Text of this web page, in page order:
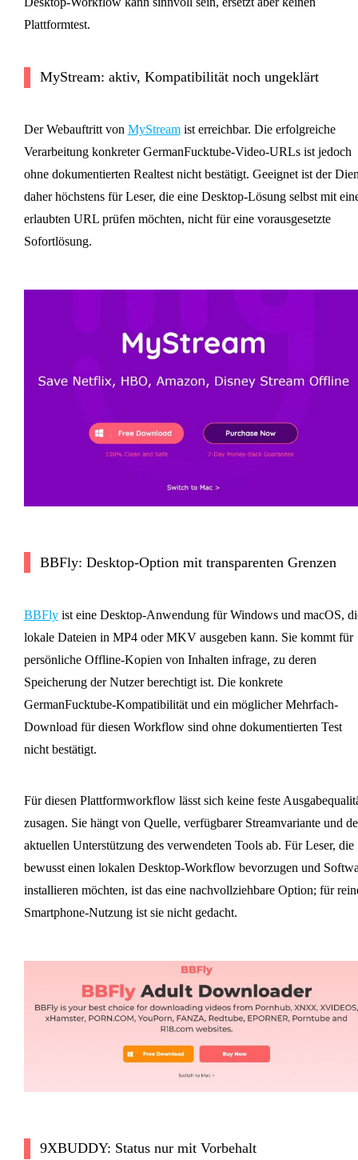
Plattformtest.
MyStream: aktiv, Kompatibilität noch ungeklärt
Der Webauftritt von MyStreamist erreichbar. Die erfolgreiche
Verarbeitung konkreter GermanFucktube-Video-URLs ist jedoch
ohne dokumentierten Realtest nicht bestätigt. Geeignet ist der
daher höchstens für Leser, die eine Desktop-Lösung selbst mit
erlaubten URL prüfen möchten, nicht für eine vorausgesetzte
Sofortlösung.
BBFly: Desktop-Option mit transparenten Grenzen
BBFlyist eine Desktop-Anwendung für Windows und macOS,
lokale Dateien in MP4 oder MKV ausgeben kann. Sie kommt für
persönliche Offline-Kopien von Inhalten infrage, zu deren
Speicherung der Nutzer berechtigt ist. Die konkrete
GermanFucktube-Kompatibilität und ein möglicher Mehrfach-
Download für diesen Workflow sind ohne dokumentierten Test
nicht bestätigt.
Für diesen Plattformworkflow lässt sich keine feste
zusagen. Sie hängt von Quelle, verfügbarer Streamvariante und
aktuellen Unterstützung des verwendeten Tools ab. Für Leser, die
bewusst einen lokalen Desktop-Workflow bevorzugen und
installieren möchten, ist das eine nachvollziehbare Option; für
Smartphone-Nutzung ist sie nicht gedacht.
9XBUDDY: Status nur mit Vorbehalt